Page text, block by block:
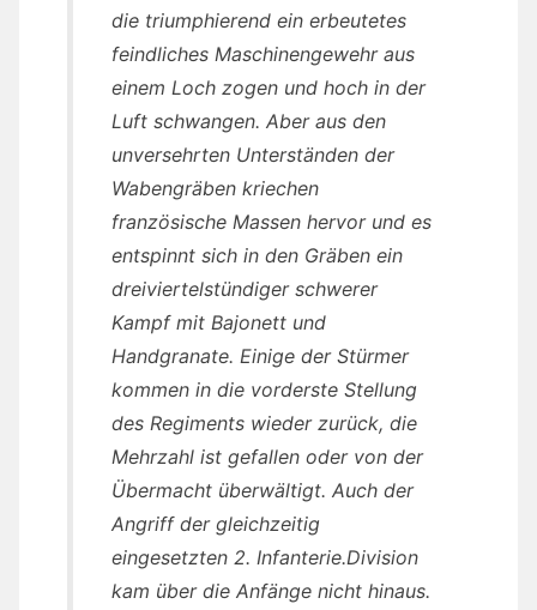
die triumphierend ein erbeutetes
feindliches Maschinengewehr aus
einem Loch zogen und hoch in der
Luft schwangen. Aber aus den
unversehrten Unterständen der
Wabengräben kriechen
französische Massen hervor und es
entspinnt sich in den Gräben ein
dreiviertelstündiger schwerer
Kampf mit Bajonett und
Handgranate. Einige der Stürmer
kommen in die vorderste Stellung
des Regiments wieder zurück, die
Mehrzahl ist gefallen oder von der
Übermacht überwältigt. Auch der
Angriff der gleichzeitig
eingesetzten 2. Infanterie.Division
kam über die Anfänge nicht hinaus.